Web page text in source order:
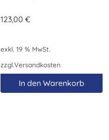
123,00€
exkl. 19 % MwSt.
zzgl.Versandkosten
In den Warenkorb